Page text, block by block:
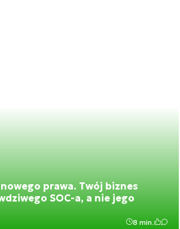
prawa. Twój biznes
SOC-a, a nie jego
8 min.